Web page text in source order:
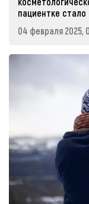
пациентке
04 февраля 2025,